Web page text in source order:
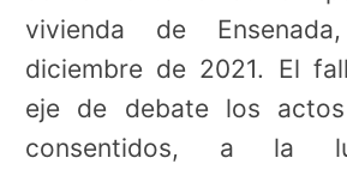
vivienda de
diciembre de 2021. El
eje de debate los
consentidos, a la